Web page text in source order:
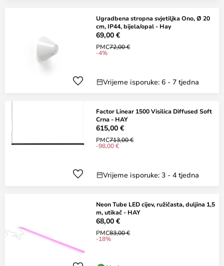
Ugradbena stropna svjetiljka Ono, Ø 20
cm, IP44, bijela/opal - Hay
69,00 €
PMC72,00 €
-4%
Vrijeme isporuke: 6 - 7 tjedna
Factor Linear 1500 Visilica Diffused Soft
Crna - HAY
615,00 €
PMC713,00 €
-98,00 €
Vrijeme isporuke: 3 - 4 tjedna
Neon Tube LED cijev, ružičasta, duljina 1,5
m, utikač - HAY
68,00 €
PMC83,00 €
-18%